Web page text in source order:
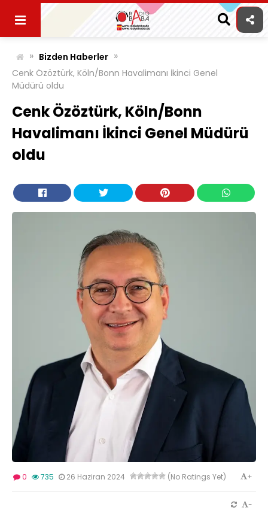
content
» Bizden Haberler »
Cenk Özöztürk, Köln/Bonn Havalimanı İkinci Genel
Müdürü oldu
Cenk Özöztürk, Köln/Bonn
Havalimanı İkinci Genel Müdürü
oldu
0 735 26 Haziran 2024 (No Ratings Yet) +
-